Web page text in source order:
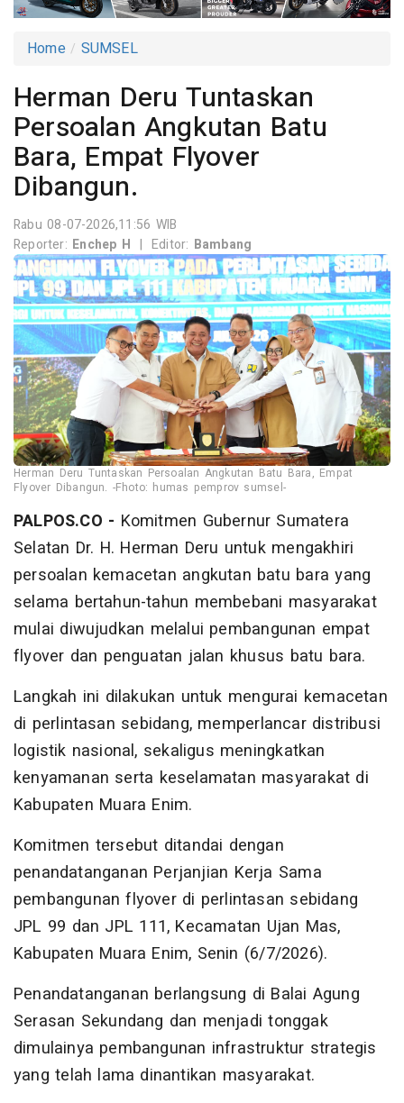
Home SUMSEL
Herman Deru Tuntaskan
Persoalan Angkutan Batu
Bara, Empat Flyover
Dibangun.
Rabu 08-07-2026,11:56 WIB
Reporter: Enchep H | Editor: Bambang
Herman Deru Tuntaskan Persoalan Angkutan Batu Bara, Empat
Flyover Dibangun. -Fhoto: humas pemprov sumsel-
PALPOS.CO - Komitmen Gubernur Sumatera
Selatan Dr. H. Herman Deru untuk mengakhiri
persoalan kemacetan angkutan batu bara yang
selama bertahun-tahun membebani masyarakat
mulai diwujudkan melalui pembangunan empat
flyover dan penguatan jalan khusus batu bara.
Langkah ini dilakukan untuk mengurai kemacetan
di perlintasan sebidang, memperlancar distribusi
logistik nasional, sekaligus meningkatkan
kenyamanan serta keselamatan masyarakat di
Kabupaten Muara Enim.
Komitmen tersebut ditandai dengan
penandatanganan Perjanjian Kerja Sama
pembangunan flyover di perlintasan sebidang
JPL 99 dan JPL 111, Kecamatan Ujan Mas,
Kabupaten Muara Enim, Senin (6/7/2026).
Penandatanganan berlangsung di Balai Agung
Serasan Sekundang dan menjadi tonggak
dimulainya pembangunan infrastruktur strategis
yang telah lama dinantikan masyarakat.